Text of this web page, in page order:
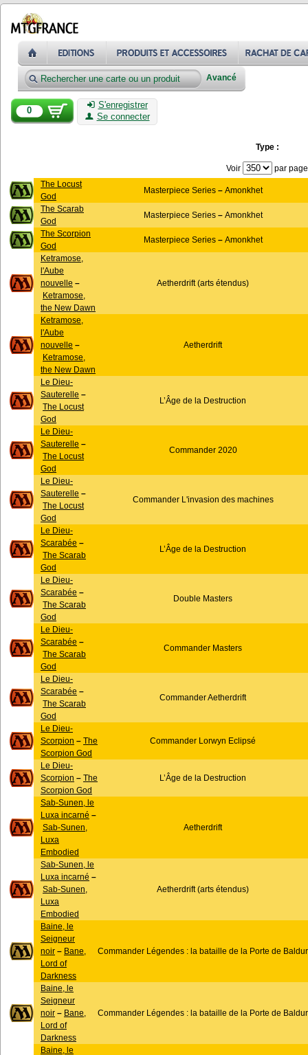
Avancé
0
S'enregistrer
Se connecter
Type :
Voir par page
The Locust
God
Masterpiece Series– Amonkhet
The Scarab
God
Masterpiece Series– Amonkhet
The Scorpion
God
Masterpiece Series– Amonkhet
Ketramose,
l'Aube
nouvelle –
Ketramose,
the New Dawn
Aetherdrift (arts étendus)
Ketramose,
l'Aube
nouvelle –
Ketramose,
the New Dawn
Aetherdrift
Le Dieu-
Sauterelle –
The Locust
God
L’Âge de la Destruction
Le Dieu-
Sauterelle –
The Locust
God
Commander 2020
Le Dieu-
Sauterelle –
The Locust
God
Commander L'invasion des machines
Le Dieu-
Scarabée –
The Scarab
God
L’Âge de la Destruction
Le Dieu-
Scarabée –
The Scarab
God
Double Masters
Le Dieu-
Scarabée –
The Scarab
God
Commander Masters
Le Dieu-
Scarabée –
The Scarab
God
Commander Aetherdrift
Le Dieu-
Scorpion – The
Scorpion God
Commander Lorwyn Eclipsé
Le Dieu-
Scorpion – The
Scorpion God
L’Âge de la Destruction
Sab-Sunen, le
Luxa incarné –
Sab-Sunen,
Luxa
Embodied
Aetherdrift
Sab-Sunen, le
Luxa incarné –
Sab-Sunen,
Luxa
Embodied
Aetherdrift (arts étendus)
Baine, le
Seigneur
noir – Bane,
Lord of
Darkness
Commander Légendes : la bataille de la Porte de Baldur
Baine, le
Seigneur
noir – Bane,
Lord of
Darkness
Commander Légendes : la bataille de la Porte de Baldur
Baine, le